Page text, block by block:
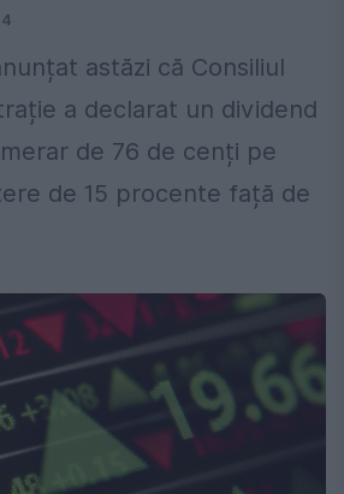
astăzi că Consiliul
a declarat un dividend
de 76 de cenți pe
de 15 procente față de